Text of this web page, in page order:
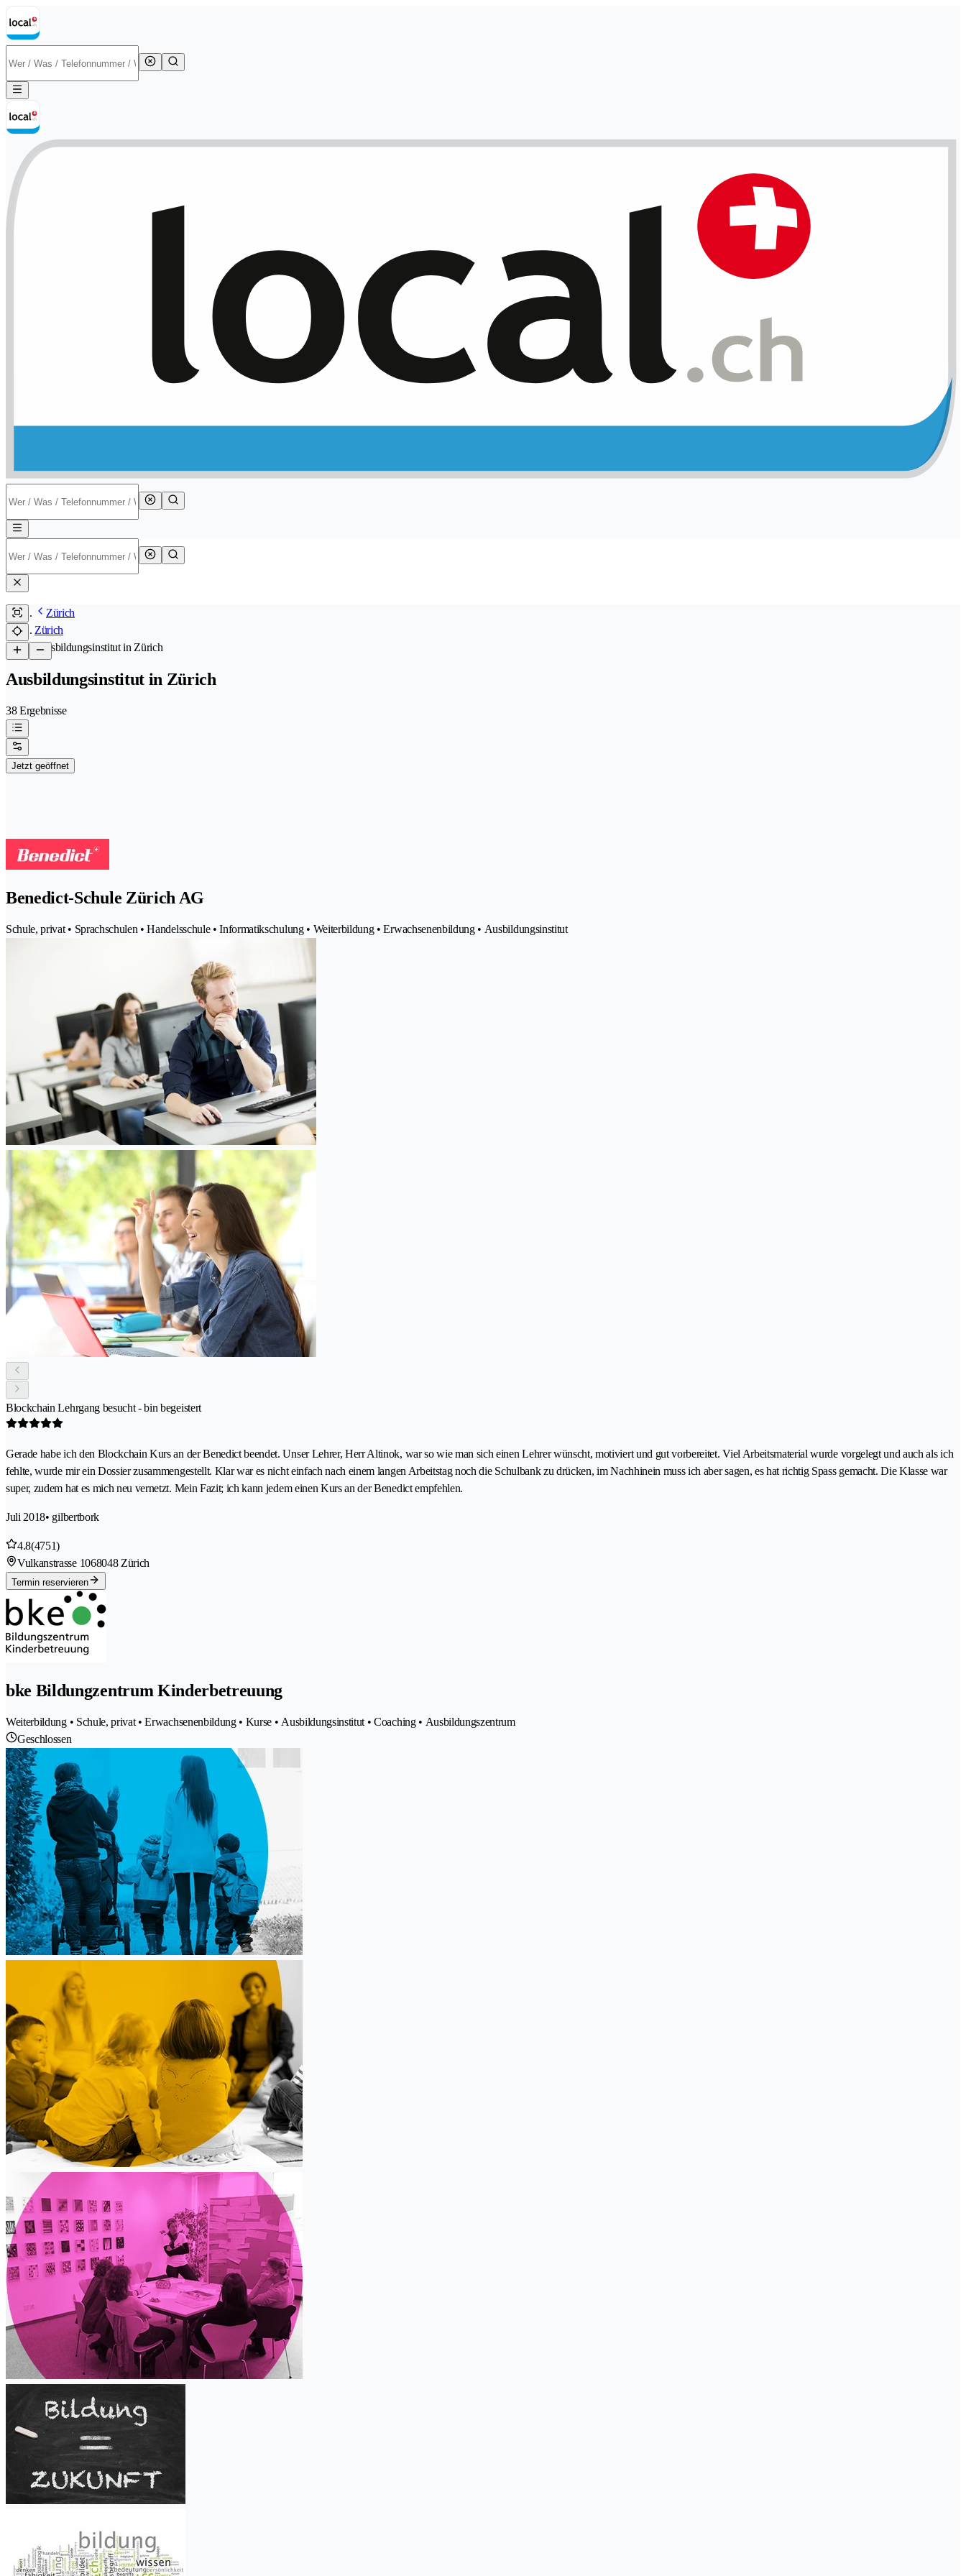
Zürich
Zürich
/Ausbildungsinstitut in Zürich
Ausbildungsinstitut in Zürich
38 Ergebnisse
Jetzt geöffnet
Benedict-Schule Zürich AG
Schule, privat • Sprachschulen • Handelsschule • Informatikschulung • Weiterbildung • Erwachsenenbildung • Ausbildungsinstitut
Blockchain Lehrgang besucht - bin begeistert
Gerade habe ich den Blockchain Kurs an der Benedict beendet. Unser Lehrer, Herr Altinok, war so wie man sich einen Lehrer wünscht, motiviert und gut vorbereitet. Viel Arbeitsmaterial wurde vorgelegt und auch als ich
fehlte, wurde mir ein Dossier zusammengestellt. Klar war es nicht einfach nach einem langen Arbeitstag noch die Schulbank zu drücken, im Nachhinein muss ich aber sagen, es hat richtig Spass gemacht. Die Klasse war
super, zudem hat es mich neu vernetzt. Mein Fazit; ich kann jedem einen Kurs an der Benedict empfehlen.
Juli 2018• gilbertbork
4.8(4751)
Vulkanstrasse 1068048 Zürich
Termin reservieren
bke Bildungzentrum Kinderbetreuung
Weiterbildung • Schule, privat • Erwachsenenbildung • Kurse • Ausbildungsinstitut • Coaching • Ausbildungszentrum
Geschlossen